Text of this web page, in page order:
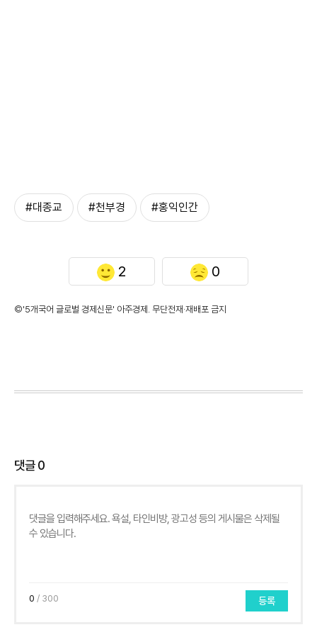
#대종교 #천부경 #홍익인간
2 0
©'5개국어 글로벌 경제신문' 아주경제. 무단전재·재배포 금지
댓글0
0 / 300 등록